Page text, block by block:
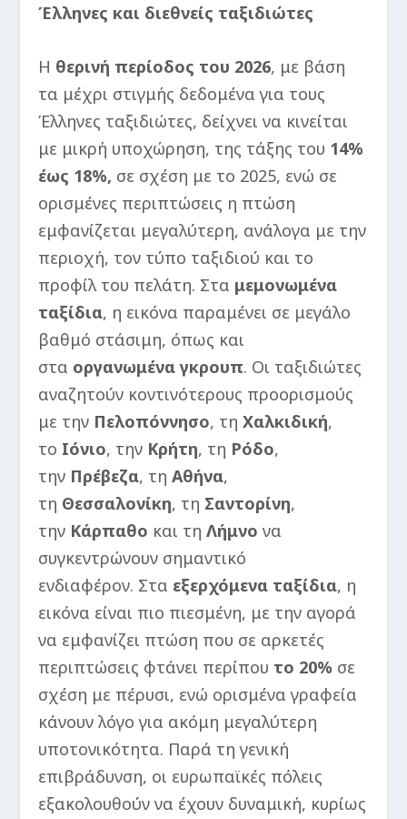
Έλληνες και διεθνείς ταξιδιώτες
Η θερινή περίοδος του 2026, με βάση
τα μέχρι στιγμής δεδομένα για τους
Έλληνες ταξιδιώτες, δείχνει να κινείται
με μικρή υποχώρηση, της τάξης του 14%
έως 18%, σε σχέση με το 2025, ενώ σε
ορισμένες περιπτώσεις η πτώση
εμφανίζεται μεγαλύτερη, ανάλογα με την
περιοχή, τον τύπο ταξιδιού και το
προφίλ του πελάτη. Στα μεμονωμένα
ταξίδια, η εικόνα παραμένει σε μεγάλο
βαθμό στάσιμη, όπως και
στα οργανωμένα γκρουπ. Οι ταξιδιώτες
αναζητούν κοντινότερους προορισμούς
με την Πελοπόννησο, τηΧαλκιδική,
το Ιόνιο, την Κρήτη, τη Ρόδο,
την Πρέβεζα, τηΑθήνα,
τη Θεσσαλονίκη, τη Σαντορίνη,
την Κάρπαθο και τηΛήμνο να
συγκεντρώνουν σημαντικό
ενδιαφέρον. Στα εξερχόμενα ταξίδια, η
εικόνα είναι πιο πιεσμένη, με την αγορά
να εμφανίζει πτώση που σε αρκετές
περιπτώσεις φτάνει περίπου το 20% σε
σχέση με πέρυσι, ενώ ορισμένα γραφεία
κάνουν λόγο για ακόμη μεγαλύτερη
υποτονικότητα. Παρά τη γενική
επιβράδυνση, οι ευρωπαϊκές πόλεις
εξακολουθούν να έχουν δυναμική, κυρίως